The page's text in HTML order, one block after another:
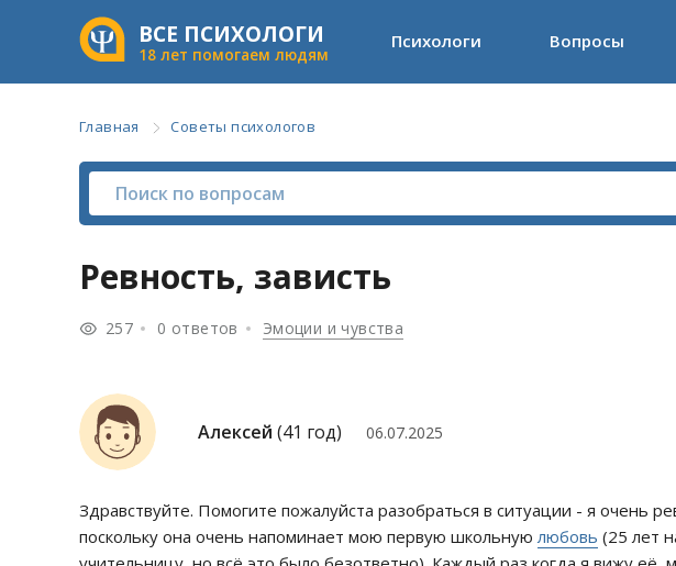
ВСЕ ПСИХОЛОГИ
18 лет помогаем людям
Психологи Вопросы
Главная Советы психологов
Ревность, зависть
257 0 ответов Эмоции и чувства
Алексей (41 год) 06.07.2025
Здравствуйте. Помогите пожалуйста разобраться в ситуации - я очень
поскольку она очень напоминает мою первую школьнуюлюбовь (25 лет